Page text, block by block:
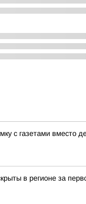
с газетами вместо
в регионе за